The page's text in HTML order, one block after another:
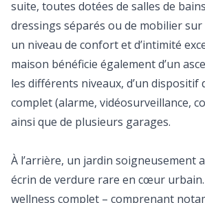
suite, toutes dotées de salles de
dressings séparés ou de mobilier
un niveau de confort et d’intimité
maison bénéficie également d’un
les différents niveaux, d’un dispositif
complet (alarme, vidéosurveillance,
ainsi que de plusieurs garages.
À l’arrière, un jardin soigneusement
écrin de verdure rare en cœur urbain.
wellness complet – comprenant